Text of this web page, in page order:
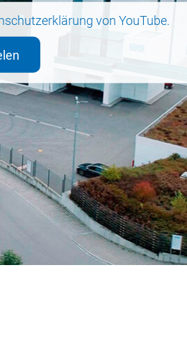
von YouTube.